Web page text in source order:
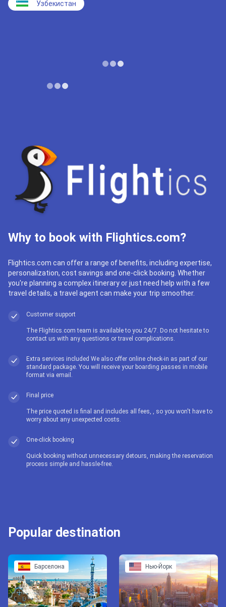
Узбекистан
Why to book with Flightics.com?
Flightics.com can offer a range of benefits, including expertise,
personalization, cost savings and one-click booking. Whether
you're planning a complex itinerary or just need help with a few
travel details, a travel agent can make your trip smoother.
Customer support
The Flightics.com team is available to you 24/7. Do not hesitate to
contact us with any questions or travel complications.
Extra services included We also offer online check-in as part of our
standard package. You will receive your boarding passes in mobile
format via email.
Final price
The price quoted is final and includes all fees, , so you won't have to
worry about any unexpected costs.
One-click booking
Quick booking without unnecessary detours, making the reservation
process simple and hassle-free.
Popular destination
Барселона Нью-Йорк